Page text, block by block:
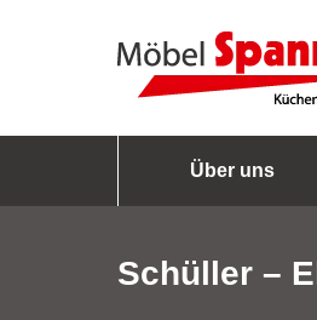
Über uns
Schüller –